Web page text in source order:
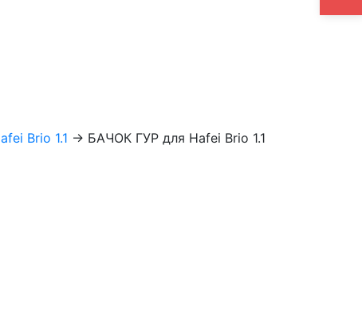
Brio 1.1 → БАЧОК ГУР для Hafei Brio 1.1